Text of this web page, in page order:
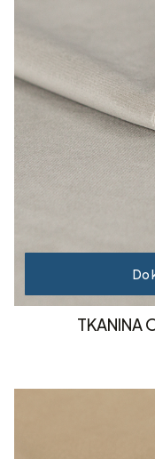
Do
TKANINA